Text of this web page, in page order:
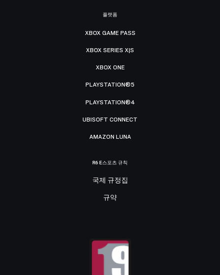
플랫폼
XBOX GAME PASS
XBOX SERIES X|S
XBOX ONE
PLAYSTATION®5
PLAYSTATION®4
UBISOFT CONNECT
AMAZON LUNA
R6 E스포츠 규칙
국제 규정집
규약